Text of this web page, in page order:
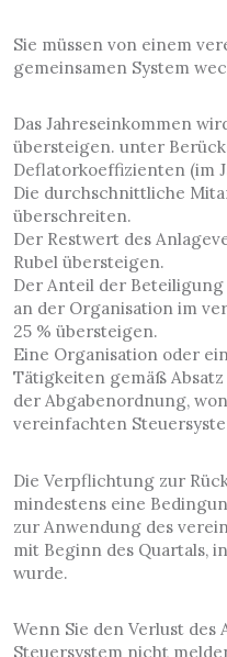
Sie müssen von einem
gemeinsamen System
Das Jahreseinkommen
übersteigen. unter
Deflatorkoeffizienten (im
Die durchschnittliche
überschreiten.
Der Restwert des
Rubel übersteigen.
Der Anteil der
an der Organisation im
25 % übersteigen.
Eine Organisation oder
Tätigkeiten gemäß Absatz
der Abgabenordnung,
vereinfachten
Die Verpflichtung zur
mindestens eine
zur Anwendung des
mit Beginn des Quartals,
wurde.
Wenn Sie den Verlust des
Steuersystem nicht